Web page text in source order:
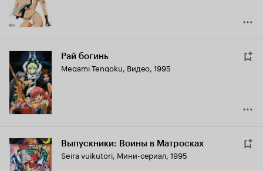
Рай богинь
Megami Tengoku, Видео, 1995
Выпускники: Воины в Матросках
Seira vuikutori, Мини-сериал, 1995